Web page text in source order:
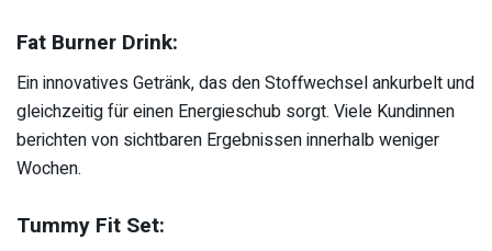
Fat Burner Drink:
Ein innovatives Getränk, das den Stoffwechsel ankurbelt und
gleichzeitig für einen Energieschub sorgt. Viele Kundinnen
berichten von sichtbaren Ergebnissen innerhalb weniger
Wochen.
Tummy Fit Set: